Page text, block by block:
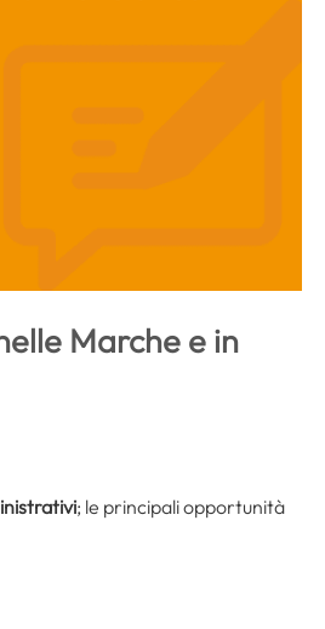
Marche e in
; le principali opportunità